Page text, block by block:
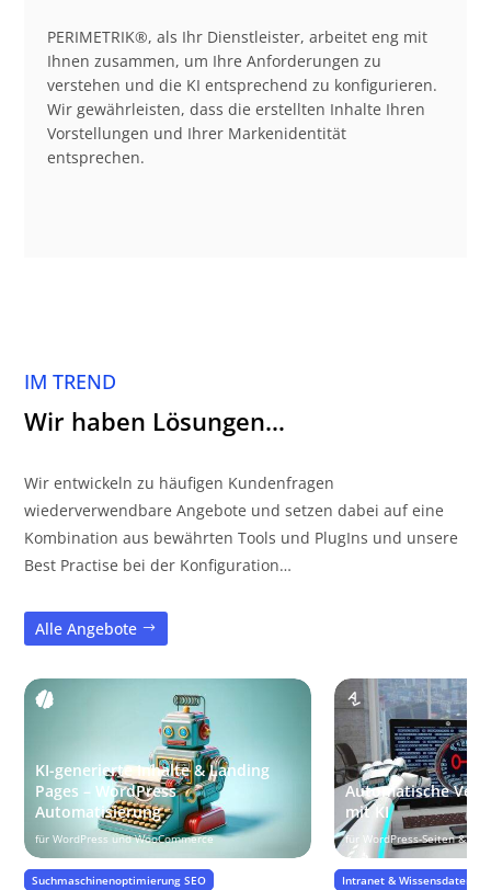
PERIMETRIK®, als Ihr Dienstleister, arbeitet eng mit
Ihnen zusammen, um Ihre Anforderungen zu
verstehen und die KI entsprechend zu konfigurieren.
Wir gewährleisten, dass die erstellten Inhalte Ihren
Vorstellungen und Ihrer Markenidentität
entsprechen.
IM TREND
Wir haben Lösungen…
Wir entwickeln zu häufigen Kundenfragen
wiederverwendbare Angebote und setzen dabei auf eine
Kombination aus bewährten Tools und PlugIns und unsere
Best Practise bei der Konfiguration…
Alle Angebote
KI-generierte Inhalte & Landing
Pages – WordPress
Automatisierung
für WordPress und WooCommerce
Suchmaschinenoptimierung SEO
Automatische
mit KI
für WordPress-Seiten &
Intranet &